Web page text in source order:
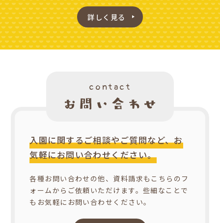
詳しく見る
contact
入園に関するご相談やご質問など、お
気軽にお問い合わせください。
各種お問い合わせの他、資料請求もこちらのフ
ォームからご依頼いただけます。些細なことで
もお気軽にお問い合わせください。